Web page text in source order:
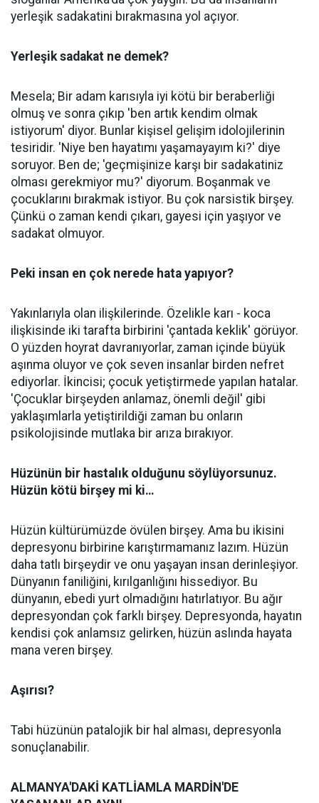
yerleşik sadakatini bırakmasına yol açıyor.
Yerleşik sadakat ne demek?
Mesela; Bir adam karısıyla iyi kötü bir beraberliği
olmuş ve sonra çıkıp 'ben artık kendim olmak
istiyorum' diyor. Bunlar kişisel gelişim idolojilerinin
tesiridir. 'Niye ben hayatımı yaşamayayım ki?' diye
soruyor. Ben de; 'geçmişinize karşı bir sadakatiniz
olması gerekmiyor mu?' diyorum. Boşanmak ve
çocuklarını bırakmak istiyor. Bu çok narsistik birşey.
Çünkü o zaman kendi çıkarı, gayesi için yaşıyor ve
sadakat olmuyor.
Peki insan en çok nerede hata yapıyor?
Yakınlarıyla olan ilişkilerinde. Özelikle karı - koca
ilişkisinde iki tarafta birbirini 'çantada keklik' görüyor.
O yüzden hoyrat davranıyorlar, zaman içinde büyük
aşınma oluyor ve çok seven insanlar birden nefret
ediyorlar. İkincisi; çocuk yetiştirmede yapılan hatalar.
'Çocuklar birşeyden anlamaz, önemli değil' gibi
yaklaşımlarla yetiştirildiği zaman bu onların
psikolojisinde mutlaka bir arıza bırakıyor.
Hüzünün bir hastalık olduğunu söylüyorsunuz.
Hüzün kötü birşey mi ki…
Hüzün kültürümüzde övülen birşey. Ama bu ikisini
depresyonu birbirine karıştırmamanız lazım. Hüzün
daha tatlı birşeydir ve onu yaşayan insan derinleşiyor.
Dünyanın faniliğini, kırılganlığını hissediyor. Bu
dünyanın, ebedi yurt olmadığını hatırlatıyor. Bu ağır
depresyondan çok farklı birşey. Depresyonda, hayatın
kendisi çok anlamsız gelirken, hüzün aslında hayata
mana veren birşey.
Aşırısı?
Tabi hüzünün patalojik bir hal alması, depresyonla
sonuçlanabilir.
ALMANYA'DAKİ KATLİAMLA MARDİN'DE